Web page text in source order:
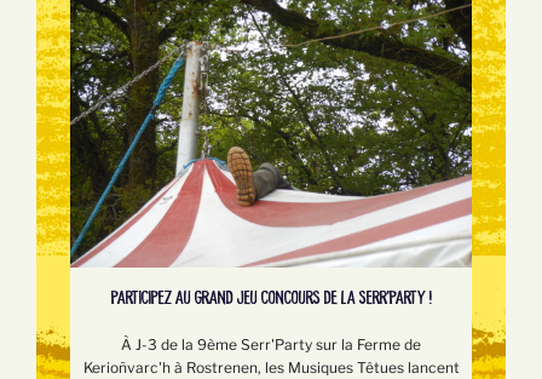
PARTICIPEZ AU GRAND JEU CONCOURS DE LA SERR'PARTY !
À J-3 de la 9ème Serr'Party sur la Ferme de
Kerioñvarc'h à Rostrenen, les Musiques Têtues lancent